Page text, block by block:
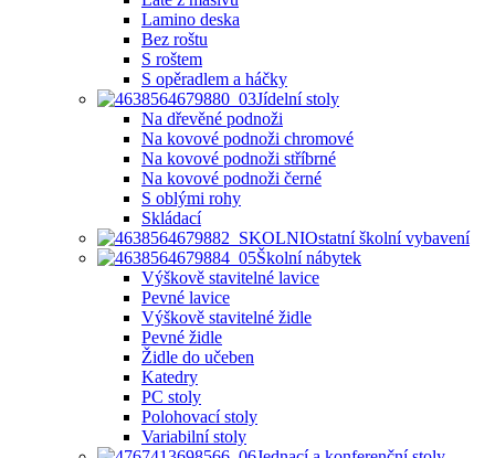
Lamino deska
Bez roštu
S roštem
S opěradlem a háčky
Jídelní stoly
Na dřevěné podnoži
Na kovové podnoži chromové
Na kovové podnoži stříbrné
Na kovové podnoži černé
S oblými rohy
Skládací
Ostatní školní vybavení
Školní nábytek
Výškově stavitelné lavice
Pevné lavice
Výškově stavitelné židle
Pevné židle
Židle do učeben
Katedry
PC stoly
Polohovací stoly
Variabilní stoly